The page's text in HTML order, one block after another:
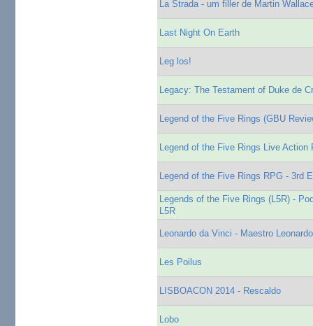
La Strada - um filler de Martin
Last Night On Earth
Leg los!
Legacy: The Testament of Duke de
Legend of the Five Rings (GBU
Legend of the Five Rings Live Action
Legend of the Five Rings RPG - 3rd
Legends of the Five Rings (L5R) -
L5R
Leonardo da Vinci - Maestro
Les Poilus
LISBOACON 2014 - Rescaldo
Lobo